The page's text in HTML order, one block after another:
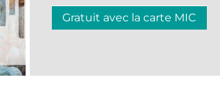
Gratuit avec la carte MIC